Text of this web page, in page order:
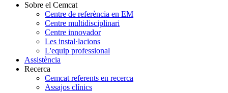
Sobre el Cemcat
Centre de referència en EM
Centre multidisciplinari
Centre innovador
Les instal·lacions
L'equip professional
Assistència
Recerca
Cemcat referents en recerca
Assajos clínics